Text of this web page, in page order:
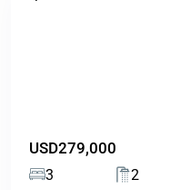
USD279,000
3 2